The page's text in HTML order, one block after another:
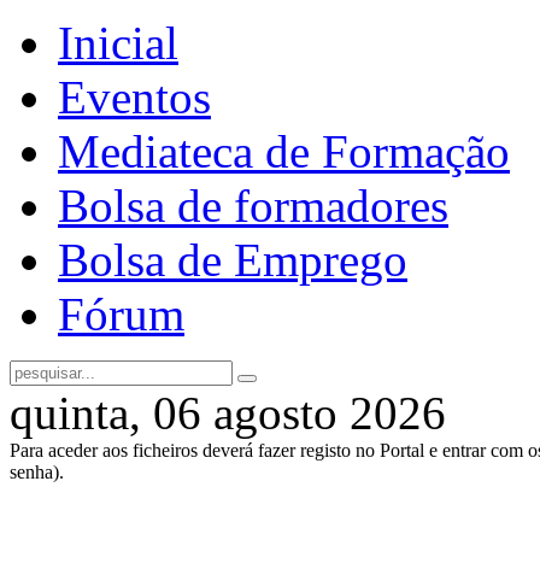
Inicial
Eventos
Mediateca de Formação
Bolsa de formadores
Bolsa de Emprego
Fórum
quinta, 06 agosto 2026
Para aceder aos ficheiros deverá fazer registo no Portal e entrar com
senha).